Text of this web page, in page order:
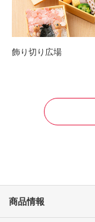
飾り切り広場
商品情報